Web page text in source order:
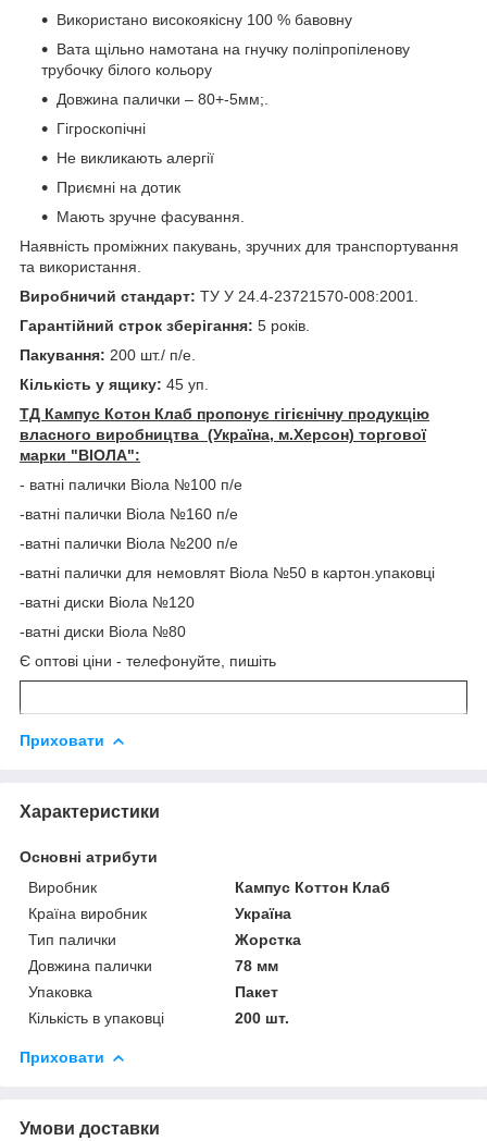
Використано високоякісну 100 % бавовну
Вата щільно намотана на гнучку поліпропіленову
трубочку білого кольору
Довжина палички – 80+-5мм;.
Гігроскопічні
Не викликають алергії
Приємні на дотик
Мають зручне фасування.
Наявність проміжних пакувань, зручних для транспортування
та використання.
Виробничий стандарт: ТУ У 24.4-23721570-008:2001.
Гарантійний строк зберігання: 5 років.
Пакування: 200 шт./ п/е.
Кількість у ящику: 45 уп.
ТД Кампус Котон Клаб пропонує гігієнічну продукцію
власного виробництва (Україна, м.Херсон) торгової
марки "ВІОЛА":
- ватні палички Віола №100 п/е
-ватні палички Віола №160 п/е
-ватні палички Віола №200 п/е
-ватні палички для немовлят Віола №50 в картон.упаковці
-ватні диски Віола №120
-ватні диски Віола №80
Є оптові ціни - телефонуйте, пишіть
Приховати
Характеристики
Основні атрибути
Виробник
Кампус Коттон Клаб
Країна виробник
Україна
Тип палички
Жорстка
Довжина палички
78 мм
Упаковка
Пакет
Кількість в упаковці
200 шт.
Приховати
Умови доставки